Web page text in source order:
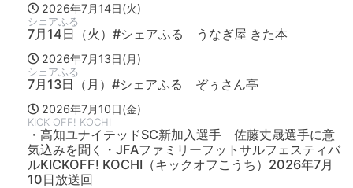
2026年7月14日(火)
シェアふる
7月14日（火）#シェアふる うなぎ屋 きた本
2026年7月13日(月)
シェアふる
7月13日（月）#シェアふる ぞぅさん亭
2026年7月10日(金)
KICK OFF! KOCHI
・高知ユナイテッドSC新加入選手 佐藤丈晟選手に意
気込みを聞く・JFAファミリーフットサルフェスティバ
ルKICKOFF! KOCHI（キックオフこうち）2026年7月
10日放送回